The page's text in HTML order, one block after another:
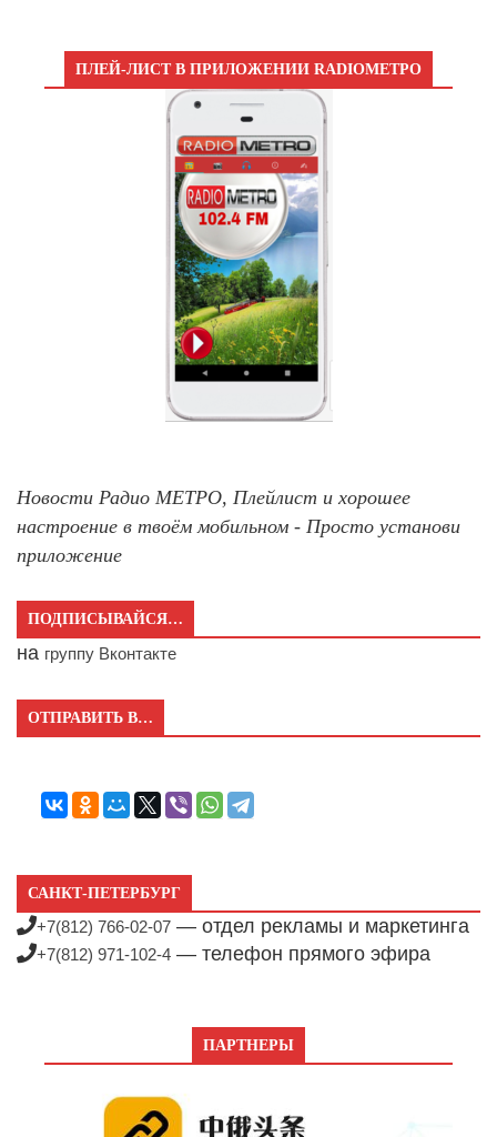
ПЛЕЙ-ЛИСТ В ПРИЛОЖЕНИИ RADIOМЕТРО
Новости Радио МЕТРО, Плейлист и хорошее
настроение в твоём мобильном - Просто установи
приложение
ПОДПИСЫВАЙСЯ…
на группу Вконтакте
ОТПРАВИТЬ В…
САНКТ-ПЕТЕРБУРГ
+7(812) 766-02-07 — отдел рекламы и маркетинга
+7(812) 971-102-4 — телефон прямого эфира
ПАРТНЕРЫ